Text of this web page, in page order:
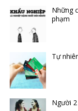
Những
phạm
Tự
Người